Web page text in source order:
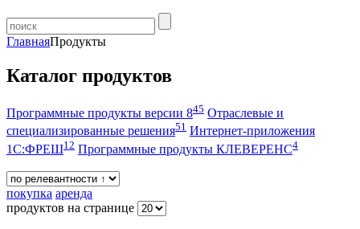
ГлавнаяПродукты
Каталог продуктов
Программные продукты версии 845 Отраслевые и
специализированные решения51 Интернет-приложения
1С:ФРЕШ12 Программные продукты КЛЕВЕРЕНС4
покупка аренда
продуктов на странице